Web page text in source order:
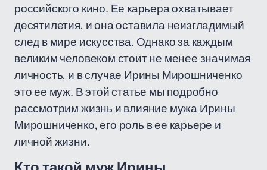
российского кино. Ее карьера охватывает
десятилетия, и она оставила неизгладимый
след в мире искусства. Однако за каждым
великим человеком стоит не менее значимая
личность, и в случае Ирины Мирошниченко
это ее муж. В этой статье мы подробно
рассмотрим жизнь и влияние мужа Ирины
Мирошниченко, его роль в ее карьере и
личной жизни.